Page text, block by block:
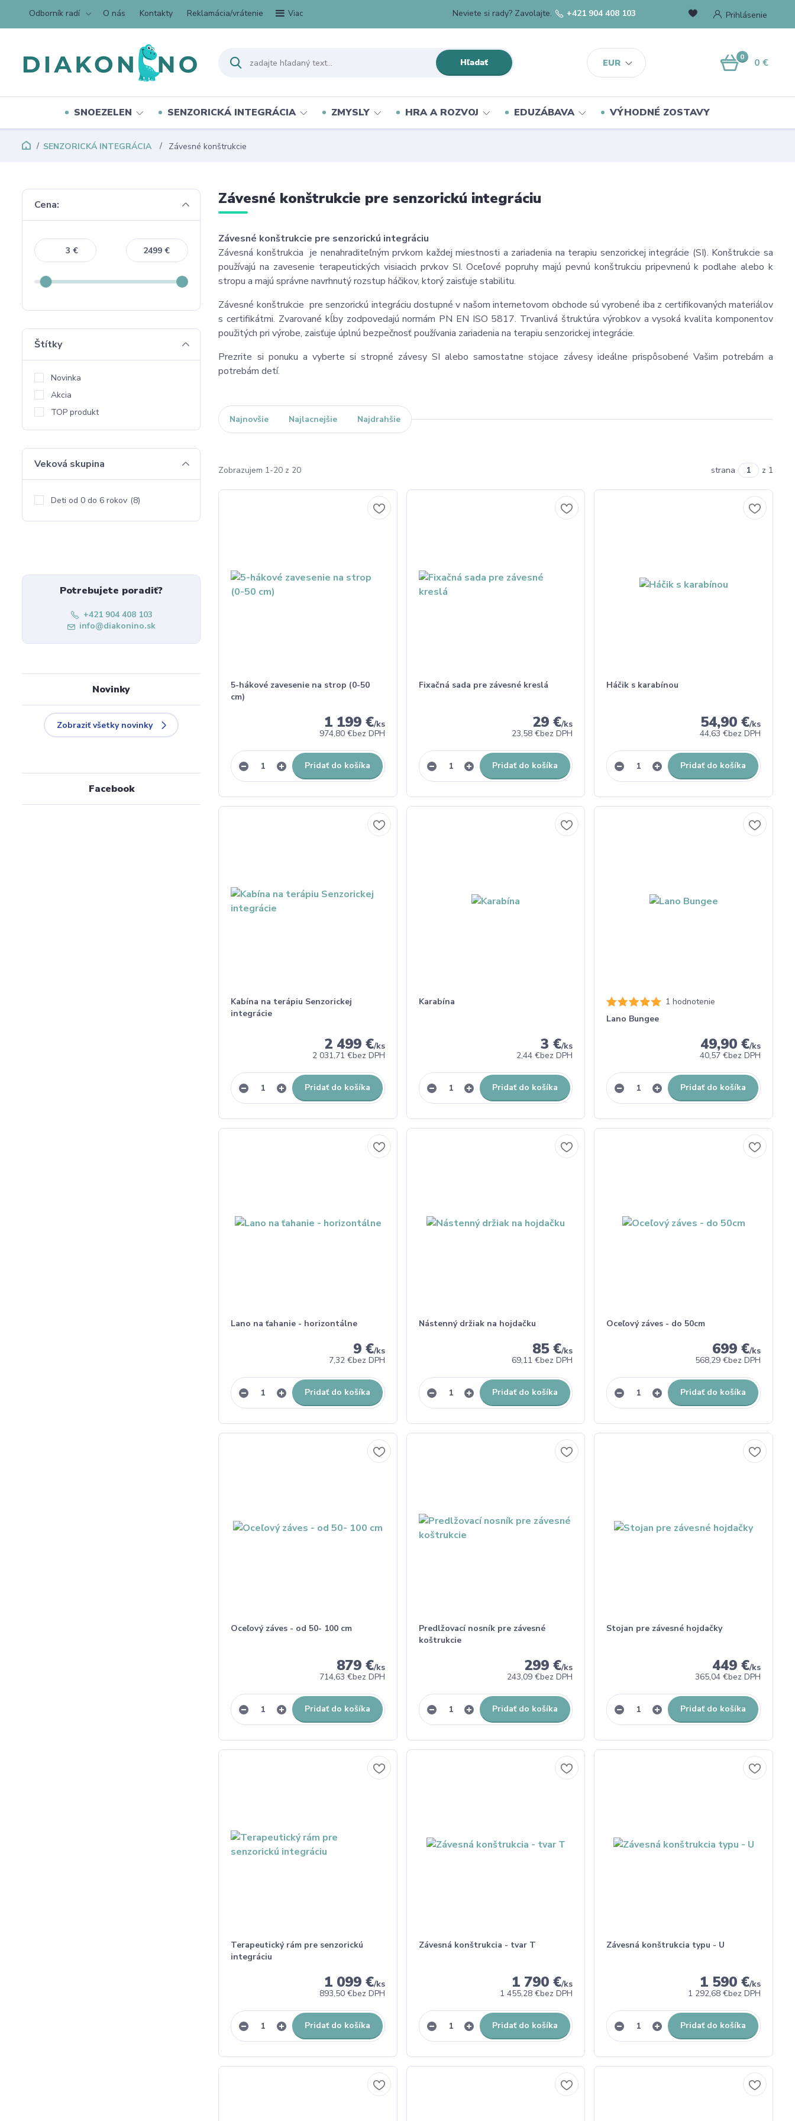
Odborník radí O nás Kontakty Reklamácia/vrátenie Viac
EUR
Prihlásenie
Hľadať
Neviete si rady? Zavolajte. +421 904 408 103
0 0 €
SNOEZELEN SENZORICKÁ INTEGRÁCIA ZMYSLY HRA A ROZVOJ EDUZÁBAVA VÝHODNÉ ZOSTAVY
SENZORICKÁ INTEGRÁCIA Závesné konštrukcie
Závesné konštrukcie pre senzorickú integráciu
Závesné konštrukcie pre senzorickú integráciu
Závesná konštrukcia je nenahraditeľným prvkom každej miestnosti a zariadenia na terapiu senzorickej integrácie (SI). Konštrukcie sa
používajú na zavesenie terapeutických visiacich prvkov SI. Oceľové popruhy majú pevnú konštrukciu pripevnenú k podlahe alebo k
stropu a majú správne navrhnutý rozstup háčikov, ktorý zaisťuje stabilitu.
Závesné konštrukcie pre senzorickú integráciu dostupné v našom internetovom obchode sú vyrobené iba z certifikovaných materiálov
s certifikátmi. Zvarované kĺby zodpovedajú normám PN EN ISO 5817. Trvanlivá štruktúra výrobkov a vysoká kvalita komponentov
použitých pri výrobe, zaisťuje úplnú bezpečnosť používania zariadenia na terapiu senzorickej integrácie.
Prezrite si ponuku a vyberte si stropné závesy SI alebo samostatne stojace závesy ideálne prispôsobené Vašim potrebám a
potrebám detí.
Najnovšie Najlacnejšie Najdrahšie
Zobrazujem 1-20 z 20 strana z 1
5-hákové zavesenie na strop (0-50
cm)
1 199 €/ks
974,80 €bez DPH
Pridať do košíka
Fixačná sada pre závesné kreslá
29 €/ks
23,58 €bez DPH
Pridať do košíka
Háčik s karabínou
54,90 €/ks
44,63 €bez DPH
Pridať do košíka
Kabína na terápiu Senzorickej
integrácie
2 499 €/ks
2 031,71 €bez DPH
Pridať do košíka
Karabína
3 €/ks
2,44 €bez DPH
Pridať do košíka
1 hodnotenie
Lano Bungee
49,90 €/ks
40,57 €bez DPH
Pridať do košíka
Lano na ťahanie - horizontálne
9 €/ks
7,32 €bez DPH
Pridať do košíka
Nástenný držiak na hojdačku
85 €/ks
69,11 €bez DPH
Pridať do košíka
Oceľový záves - do 50cm
699 €/ks
568,29 €bez DPH
Pridať do košíka
Oceľový záves - od 50- 100 cm
879 €/ks
714,63 €bez DPH
Pridať do košíka
Predlžovací nosník pre závesné
koštrukcie
299 €/ks
243,09 €bez DPH
Pridať do košíka
Stojan pre závesné hojdačky
449 €/ks
365,04 €bez DPH
Pridať do košíka
Terapeutický rám pre senzorickú
integráciu
1 099 €/ks
893,50 €bez DPH
Pridať do košíka
Závesná konštrukcia - tvar T
1 790 €/ks
1 455,28 €bez DPH
Pridať do košíka
Závesná konštrukcia typu - U
1 590 €/ks
1 292,68 €bez DPH
Pridať do košíka
Cena:
€ €
Štítky
Novinka
Akcia
TOP produkt
Veková skupina
Deti od 0 do 6 rokov (8)
Potrebujete poradiť?
+421 904 408 103
info@diakonino.sk
Novinky
Zobraziť všetky novinky
Facebook